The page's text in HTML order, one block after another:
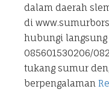
dalam daerah
di
hubungi langsung
085601530206/
tukang sumur
berpengalaman